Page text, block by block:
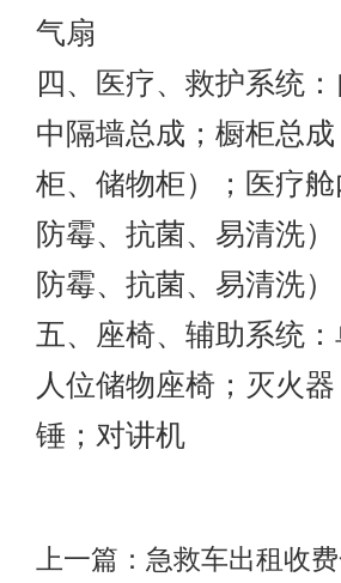
气扇
四、医疗、救护系统
中隔墙总成；橱柜总
柜、储物柜）；医疗
防霉、抗菌、易清洗
防霉、抗菌、易清洗）
五、座椅、辅助系统
人位储物座椅；灭火
锤；对讲机
上一篇： 急救车出租收